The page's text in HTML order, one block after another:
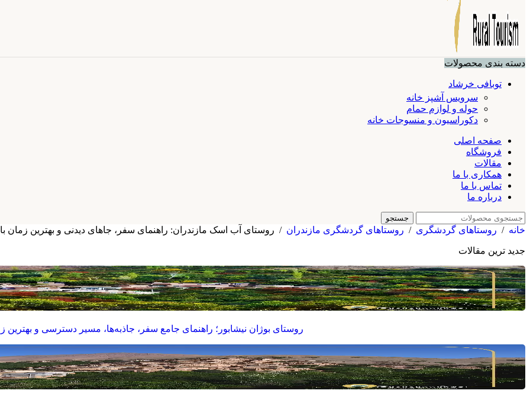
دسته بندی محصولات
توبافی خرشاد
سرویس آشپز خانه
حوله و لوازم حمام
دکوراسیون و منسوجات خانه
صفحه اصلی
فروشگاه
مقالات
همکاری با ما
تماس با ما
درباره ما
جستجو
خانه / روستاهای گردشگری / روستاهای گردشگری مازندران / روستای آب‌ اسک مازندران: راهنمای سفر، جاهای دیدنی و بهترین زمان
جدید ترین مقالات
روستای بوژان نیشابور؛ راهنمای جامع سفر، جاذبه‌ها، مسیر دسترسی و بهترین